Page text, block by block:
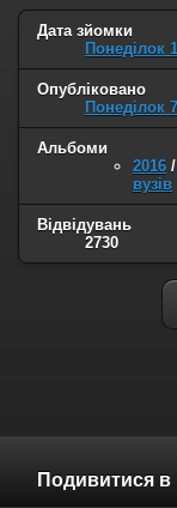
Дата зйомки
Понеділок
Опубліковано
Понеділок
Альбоми
2016 /
вузів
Відвідувань
2730
Подивитися в